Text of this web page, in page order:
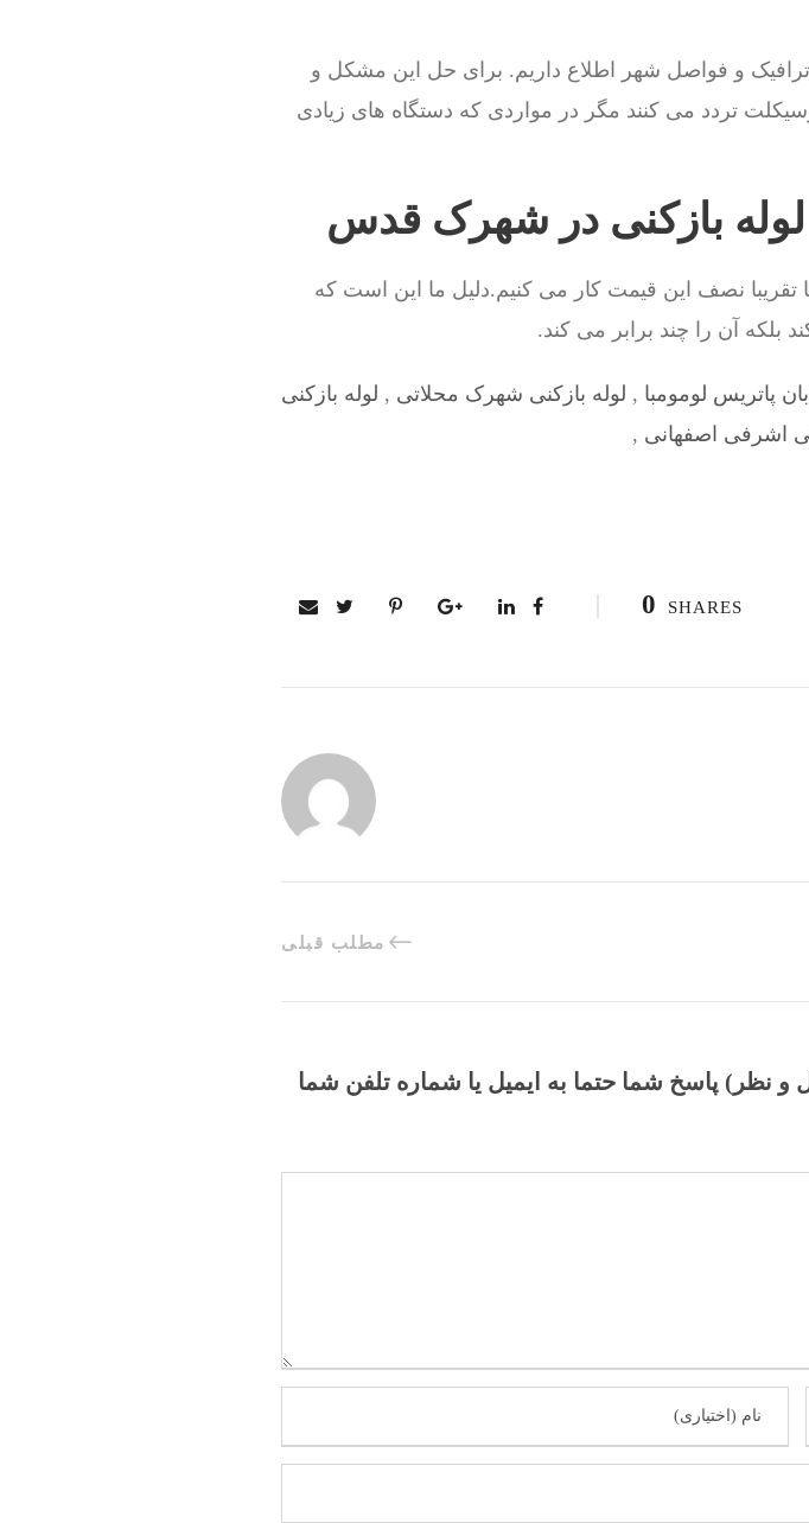
و فواصل شهر اطلاع داریم. برای حل این مشکل و
تردد می کنند مگر در مواردی که دستگاه های زیادی
لوله بازکنی در شهرک قدس
نصف این قیمت کار می کنیم.دلیل ما این است که
بلکه آن را چند برابر می کند.
پاتریس لومومبا , لوله بازکنی شهرک محلاتی , لوله بازکنی
اشرفی اصفهانی ,
0 SHARES
مطلب قبلی
و نظر) پاسخ شما حتما به ایمیل یا شماره تلفن شما